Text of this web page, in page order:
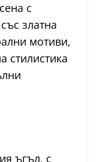
с
златна
мотиви,
стилистика
ъгъл, с